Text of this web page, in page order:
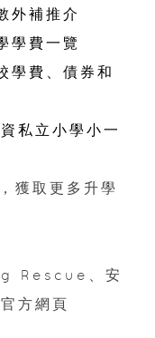
外補推介
學費一覽
學費、債券和
私立小學小一
，獲取更多升學
Rescue、安
方網頁